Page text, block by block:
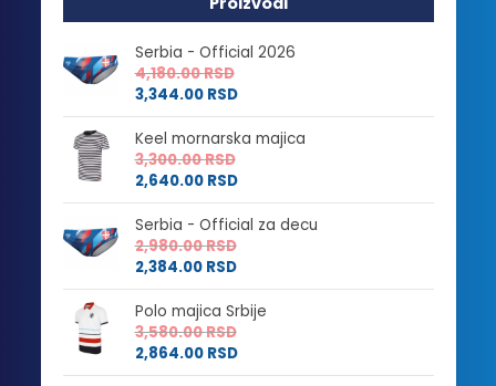
Serbia - Official 2026
4,180.00RSD
3,344.00 RSD
Keel mornarska majica
3,300.00RSD
2,640.00 RSD
Serbia - Official za decu
2,980.00RSD
2,384.00 RSD
Polo majica Srbije
3,580.00RSD
2,864.00 RSD